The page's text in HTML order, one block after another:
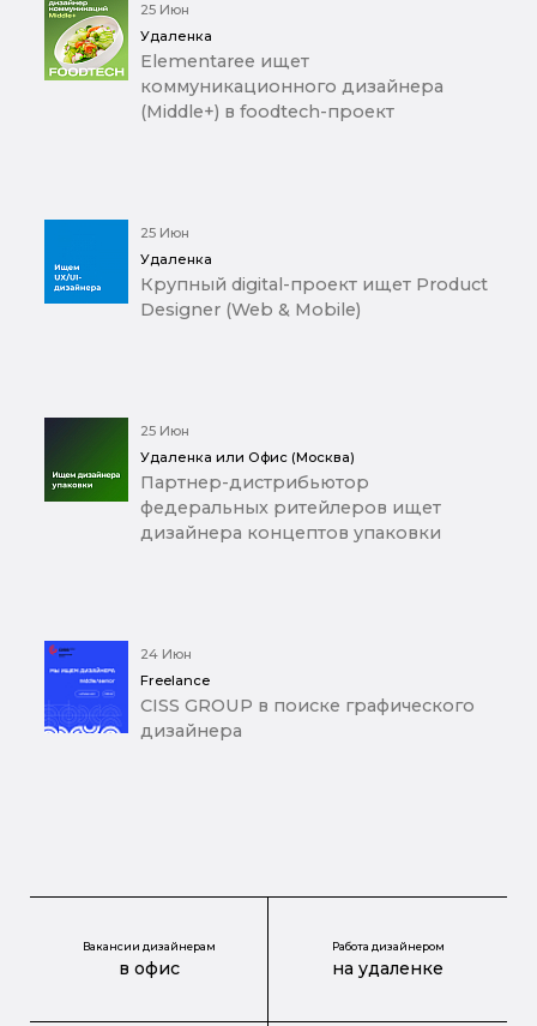
25 Июн
Удаленка
Elementaree ищет
коммуникационного дизайнера
(Middle+) в foodtech-проект
25 Июн
Удаленка
Крупный digital-проект ищет Product
Designer (Web & Mobile)
25 Июн
Удаленка или Офис (Москва)
Партнер-дистрибьютор
федеральных ритейлеров ищет
дизайнера концептов упаковки
24 Июн
Freelance
CISS GROUP в поиске графического
дизайнера
Вакансии дизайнерам
в офис
Работа дизайнером
на удаленке